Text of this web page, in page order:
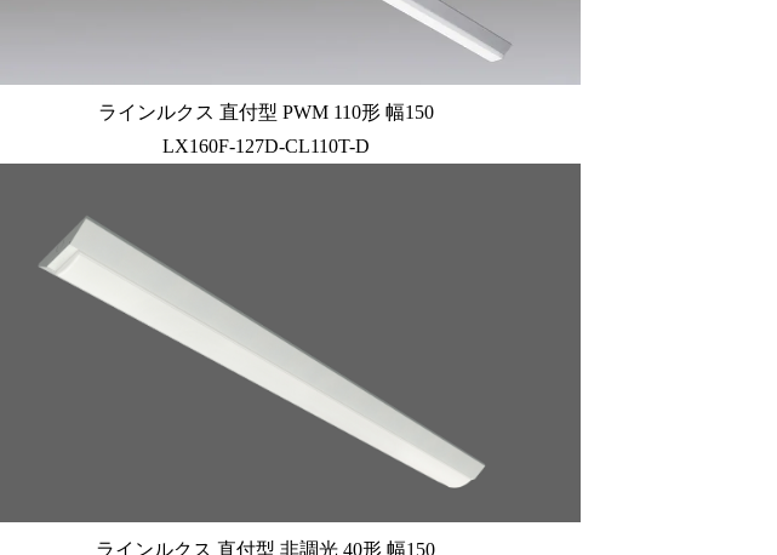
ラインルクス 直付型 PWM 110形 幅150
LX160F-127D-CL110T-D
ラインルクス 直付型 非調光 40形 幅150